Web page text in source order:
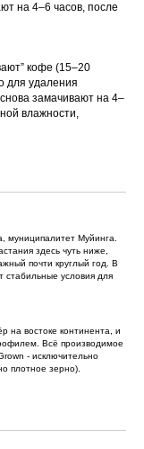
на 4–6 часов, после
кофе (15–20
для удаления
замачивают на 4–
влажности,
муниципалитет Муйинга.
здесь чуть ниже,
почти круглый год. В
стабильные условия для
на востоке континента, и
Всё производимое
- исключительно
плотное зерно).